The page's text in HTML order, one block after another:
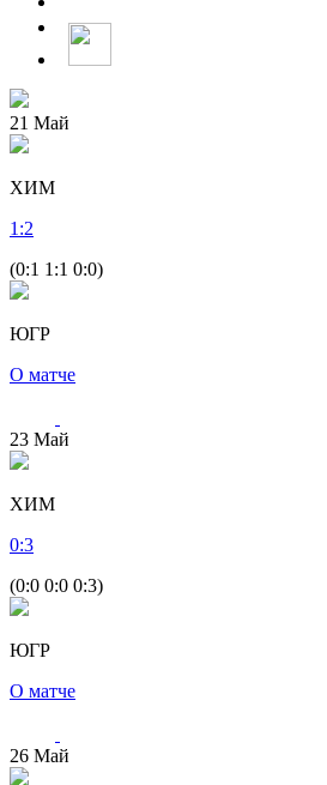
21 Май
ХИМ
1 :2
(0:1 1:1 0:0)
ЮГР
О матче
23 Май
ХИМ
0:3
(0:0 0:0 0:3)
ЮГР
О матче
26 Май